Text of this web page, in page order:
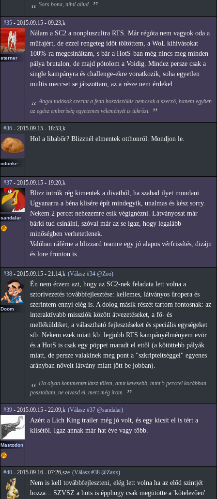
Sors bona, nihil aliud.
#35 - 2015.09.15 - 09:23,k
sterner
Nálam a SC2 a nonpluszultra RTS. Már régóta nem vagyok oda a
műfajért, de ezzel rengeteg időt töltöttem, a WoL kihívásokat
100%-ra megcsináltam, s bár a HotS-ban még nincs meg minden
pálya brutalon, de majd pótolom a Voidig. Mindez persze csak a
single kampányra és challenge-ekre vonatkozik, soha egyetlen
multis meccset se játszottam, az a része nem érdekel.
Angol tudósok szerint a fenti hozzászólás nemcsak a szerző, hanem egyben
az egész emberiség egyetemes véleményét is tükrözi.
#36 - 2015.09.15 - 18:53,k
ödönke
Hol a libabőr? Blizznél elmentek otthonról. Mondjon le.
#37 - 2015.09.15 - 19:20,k
sandalar
Blizz intrók rég kimentek a divatból, ha szabad ilyet mondani.
Ugyanarra a béna klisére épít mindegyik, unalmas és kész sorry.
Nekem 2 percet nehezemre esik végignézni. Látványosat már
bárki tud csinálni, szóval már az se igaz, hogy legalább
minőségben verhetetlenek.
Valóban ráférne a blizzard teamre egy jó alapos vérfrissítés, dizájn
és lore fronton is.
#38 - 2015.09.15 - 21:14,k (Válasz #34 @Zoo)
Doom
Én nem érzem azt, hogy az SC2-nek feladata lett volna a
sztorivezetés továbbfejlesztése: kellemes, látványos űropera és
szerintem ennyi elég is. A dolog másik részét tartom fontosnak: az
interaktívabb missziók között átvezetéseket, a fő- és
melléküldiket, a választható fejlesztéseket és speciális egységeket
stb. Nekem ezek miatt kb. legjobb RTS kampányélményem evör
és a HotS is csak egy pöppet maradt el ettől (a kötöttebb pályák
miatt, de persze valakinek meg pont a "szkripteltséggel" egyenes
arányban növelt látvány miatt jött be jobban).
Ha olyan kommentet látsz tőlem, amit kevesebb, mint 5 perccel korábban
posztoltam, ne olvasd el, mert még írom.
#39 - 2015.09.15 - 22:09,k (Válasz #37 @sandalar)
Mastodon
Azért a Lich King trailer még jó volt, és egy kicsit el is tért a
klisétől. Igaz annak már hat éve vagy több.
#40 - 2015.09.16 - 07:26,sze (Válasz #38 @Zaxx)
Nem is kell továbbfejleszteni, elég lett volna ha az előd szintjét
hozza... SZVSZ a hots is épphogy csak megütötte a 'kötelezően'